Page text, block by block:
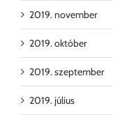
2019. november
2019. október
2019. szeptember
2019. július